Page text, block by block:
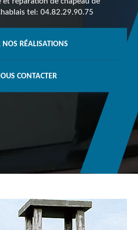
tel: 04.82.29.90.75
NOS RÉALISATIONS
CONTACTER